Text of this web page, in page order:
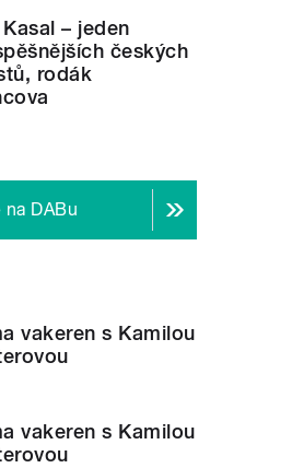
– jeden
českých
rodák
na DABu
vakeren s Kamilou
vakeren s Kamilou